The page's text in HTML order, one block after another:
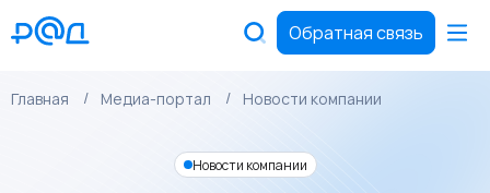
Обратная связь
Главная Медиа-портал Новости компании
Новости компании